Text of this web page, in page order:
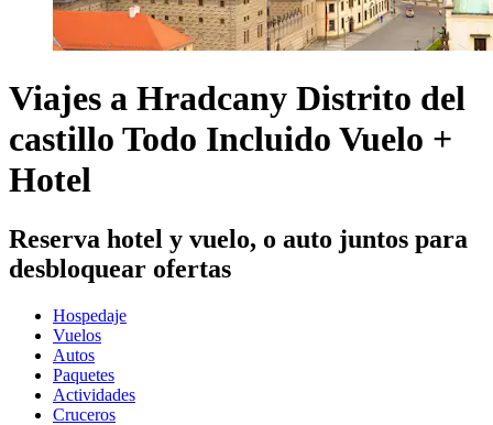
Viajes a Hradcany Distrito del
castillo Todo Incluido Vuelo +
Hotel
Reserva hotel y vuelo, o auto juntos para
desbloquear ofertas
Hospedaje
Vuelos
Autos
Paquetes
Actividades
Cruceros